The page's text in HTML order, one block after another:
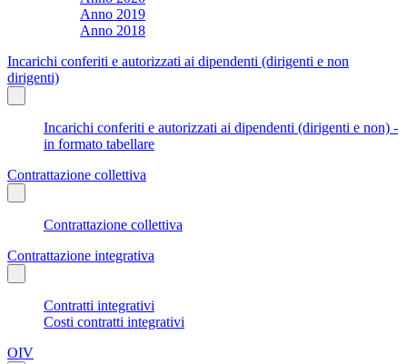
Anno 2019
Anno 2018
Incarichi conferiti e autorizzati ai dipendenti (dirigenti e non
dirigenti)
Incarichi conferiti e autorizzati ai dipendenti (dirigenti e non) -
in formato tabellare
Contrattazione collettiva
Contrattazione collettiva
Contrattazione integrativa
Contratti integrativi
Costi contratti integrativi
OIV